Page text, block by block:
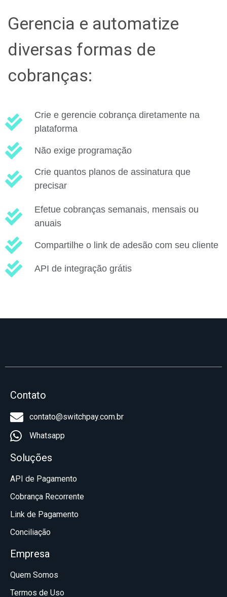
Gerencia e automatize
diversas formas de
cobranças:
Crie e gerencie cobrança diretamente na
plataforma
Não exige programação
Crie quantos planos de assinatura que
precisar
Efetue cobranças semanais, mensais ou
anuais
Compartilhe o link de adesão com seu cliente
API de integração grátis
Contato
contato@switchpay.com.br
Whatsapp
Soluções
API de Pagamento
Cobrança Recorrente
Link de Pagamento
Conciliação
Empresa
Quem Somos
Termos de Uso